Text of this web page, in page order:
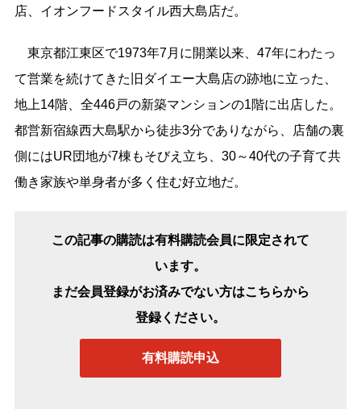
店、イオンフードスタイル西大島店だ。
東京都江東区で1973年7月に開業以来、47年にわたっ
て営業を続けてきた旧ダイエー大島店の跡地に立った、
地上14階、全446戸の新築マンションの1階に出店した。
都営新宿線西大島駅から徒歩3分でありながら、店舗の裏
側にはUR団地が7棟もそびえ立ち、30～40代の子育て共
働き家族や単身者が多く住む好立地だ。
この記事の購読は有料購読会員に限定されて
います。
まだ会員登録がお済みでない方はこちらから
登録ください。
有料購読申込